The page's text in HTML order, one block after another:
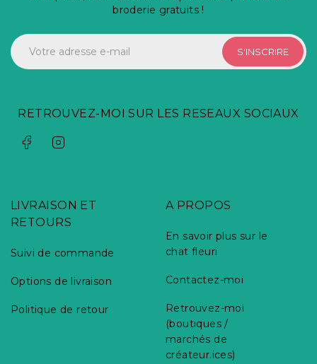
A PROPOS
En savoir plus sur le
chat fleuri
Contactez-moi
Retrouvez-moi
(boutiques /
marchés de
créateur.ices)
LIVRAISON ET
RETOURS
Suivi de commande
Options de livraison
Politique de retour
broderie gratuits !
S'INSCRIRE
RETROUVEZ-MOI SUR LES RESEAUX SOCIAUX